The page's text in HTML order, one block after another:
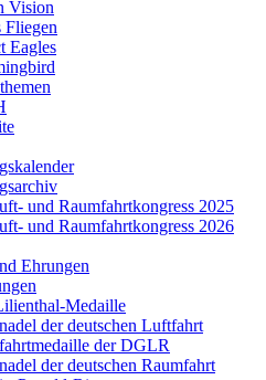
Vision
Fliegen
Eagles
und Raumfahrtkongress 2025
und Raumfahrtkongress 2026
Ehrungen
Medaille
der deutschen Luftfahrt
der DGLR
der deutschen Raumfahrt